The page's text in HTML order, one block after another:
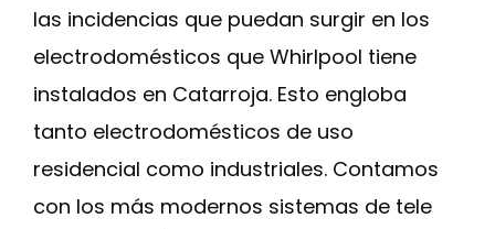
las incidencias que puedan surgir en los
electrodomésticos que Whirlpool tiene
instalados en Catarroja. Esto engloba
tanto electrodomésticos de uso
residencial como industriales. Contamos
con los más modernos sistemas de tele